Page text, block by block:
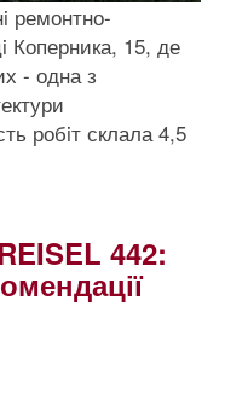
ремонтно-
Коперника, 15, де
- одна з
робiт склала 4,5
442: